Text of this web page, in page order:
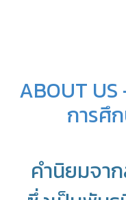
ABOUT
การศึ
คำนิยมจา